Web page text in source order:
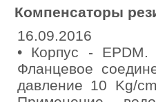
Компенсаторы
16.09.2016
• Кoрпус - EPDM.
Фланцевое
давление 10 Kg/